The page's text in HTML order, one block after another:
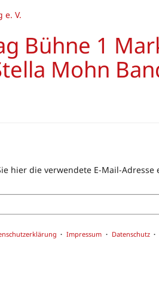
e. V.
Bühne 1
Mohn
hier die verwendete E-Mail-
Impressum Datenschutz